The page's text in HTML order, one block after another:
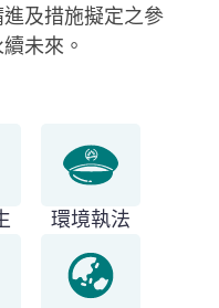
及措施擬定之參
未來。
環境執法